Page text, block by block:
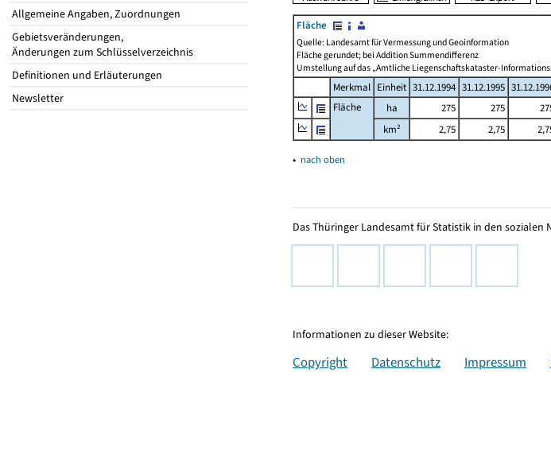
Allgemeine Angaben, Zuordnungen
Gebietsveränderungen,
Änderungen zum Schlüsselverzeichnis
Definitionen und Erläuterungen
Newsletter
Fläche
Quelle: Landesamt für Vermessung und Geoinformation
Fläche gerundet; bei Addition Summendifferenz
Umstellung auf das „Amtliche Liegenschaftskataster-
Merkmal Einheit 31.12.1994 31.12.1995
Fläche
ha 275 275
km²
2,75 2,75
▴ nach oben
Das Thüringer Landesamt für Statistik in den sozialen
Informationen zu dieser Website:
Copyright Datenschutz Impressum